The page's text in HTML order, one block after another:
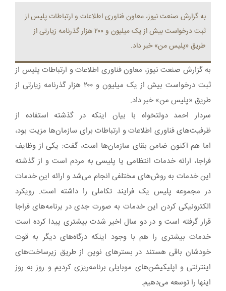
به گزارش صنعت نیوز، معاون فناوری اطلاعات و ارتباطات پلیس از
ثبت درخواست بیش از یک میلیون و ۲۰۰ هزار گذرنامه زیارتی از
طریق «پلیس من» خبر داد.
به گزارش صنعت نیوز، معاون فناوری اطلاعات و ارتباطات پلیس از
ثبت درخواست بیش از یک میلیون و ۲۰۰ هزار گذرنامه زیارتی از
طریق «پلیس من» خبر داد.
سردار احمد دولتخواه با بیان اینکه در گذشته استفاده از
ظرفیت‌های فناوری اطلاعات و ارتباطات برای سازمان‌ها مزیت بود،
اما هم اکنون ضامن بقای سازمان‌ها است، گفت: یکی از وظایف
فراجا، ارائه خدمات انتظامی یا پلیسی به مردم است و از گذشته
این خدمات به روش‌های مختلفی انجام می‌شد و ارائه این خدمات
در مجموعه پلیس یک فرایند تکاملی را داشته است. رویکرد
الکترونیکی کردن این خدمات به صورت جدی در برنامه‌های فراجا
قرار گرفته است و در دو سال اخیر شدت بیشتری پیدا کرده است
خدمات بیشتری را هم با وجود اینکه درگاه‌های دیگر به قوت
خودشان باقی هستند در بسترهای نوین از طریق زیرساخت‌های
اینترنتی و اپلیکیشن‌های موبایلی برنامه‌ریزی کردیم و روز به روز
اینها را توسعه می‌دهیم.